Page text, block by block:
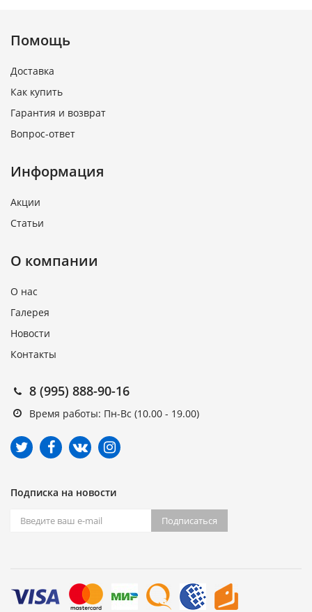
Помощь
Доставка
Как купить
Гарантия и возврат
Вопрос-ответ
Информация
Акции
Статьи
О компании
О нас
Галерея
Новости
Контакты
8 (995) 888-90-16
Время работы: Пн-Вс (10.00 - 19.00)
Подписка на новости
Подписаться